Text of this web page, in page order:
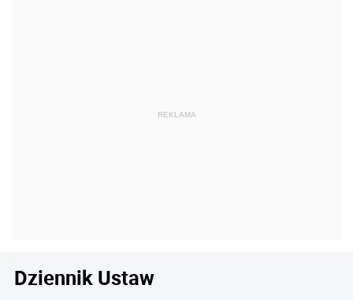
Dziennik Ustaw